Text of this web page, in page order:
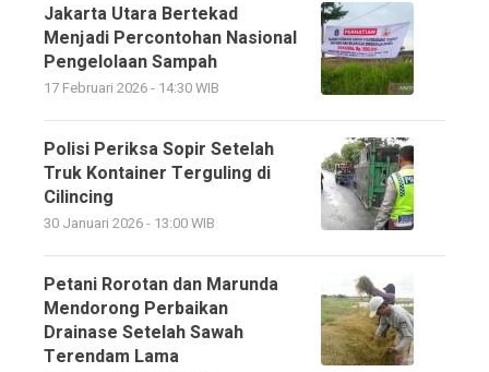
Jakarta Utara Bertekad
Menjadi Percontohan Nasional
Pengelolaan Sampah
17 Februari 2026 - 14:30 WIB
Polisi Periksa Sopir Setelah
Truk Kontainer Terguling di
Cilincing
30 Januari 2026 - 13:00 WIB
Petani Rorotan dan Marunda
Mendorong Perbaikan
Drainase Setelah Sawah
Terendam Lama